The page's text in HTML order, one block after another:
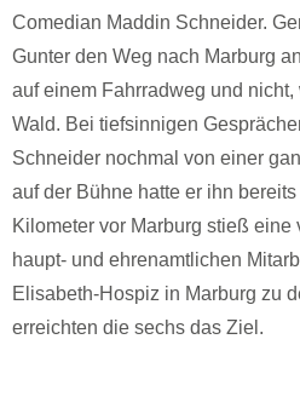
Comedian Maddin Schneider.
Gunter den Weg nach Marburg
auf einem Fahrradweg und
Wald. Bei tiefsinnigen
Schneider nochmal von einer
auf der Bühne hatte er ihn
Kilometer vor Marburg stieß
haupt- und ehrenamtlichen
Elisabeth-Hospiz in Marburg zu
erreichten die sechs das Ziel.